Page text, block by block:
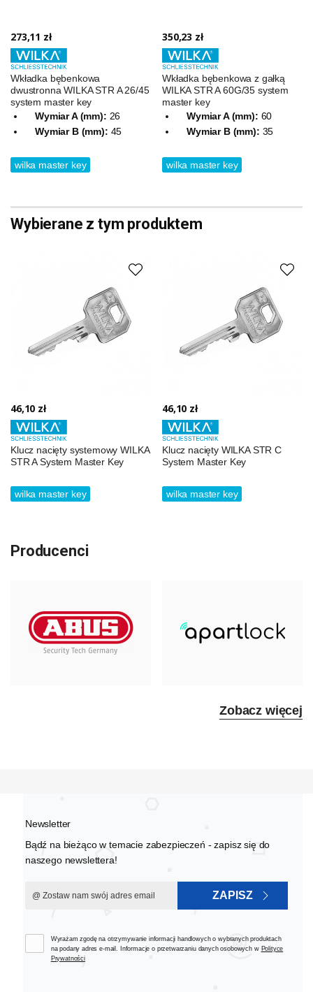
273,11 zł
Wkładka bębenkowa
dwustronna WILKA STR A 26/45
system master key
Wymiar A (mm): 26
Wymiar B (mm): 45
wilka master key
350,23 zł
Wkładka bębenkowa z gałką
WILKA STR A 60G/35 system
master key
Wymiar A (mm): 60
Wymiar B (mm): 35
wilka master key
Wybierane z tym produktem
46,10 zł
Klucz nacięty systemowy WILKA
STR A System Master Key
wilka master key
46,10 zł
Klucz nacięty WILKA STR C
System Master Key
wilka master key
Producenci
Zobacz więcej
Newsletter
Bądź na bieżąco w temacie zabezpieczeń - zapisz się do
naszego newslettera!
ZAPISZ
Wyrażam zgodę na otrzymywanie informacji handlowych o wybranych produktach
na podany adres e-mail. Informacje o przetwarzaniu danych osobowych w Polityce
Prywatności